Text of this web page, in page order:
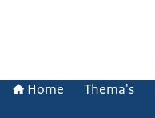
Home Thema's